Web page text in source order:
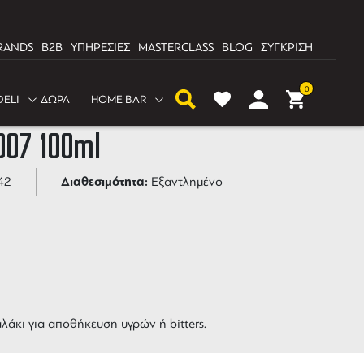
B2B ΥΠΗΡΕΣΙΕΣ MASTERCLASS BLOG ΣΥΓΚΡΙΣΗ
ΔΩΡΑ HOME BAR
0
Glass Bottle With
100ml
Διαθεσιμότητα: Εξαντλημένο
για αποθήκευση υγρών ή bitters.